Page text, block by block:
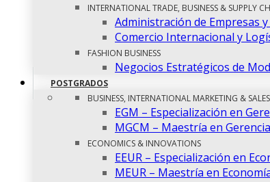
INTERNATIONAL TRADE, BUSINESS & SUPPLY
Administración de Empresas
Comercio Internacional y
FASHION BUSINESS
Negocios Estratégicos de
POSTGRADOS
BUSINESS, INTERNATIONAL MARKETING & SALES
EGM – Especialización en
MGCM – Maestría en
ECONOMICS & INNOVATIONS
EEUR – Especialización en
MEUR – Maestría en